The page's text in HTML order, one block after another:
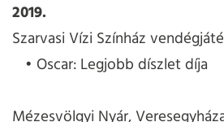
2019.
Szarvasi Vízi Színház
Oscar: Legjobb díszlet díja